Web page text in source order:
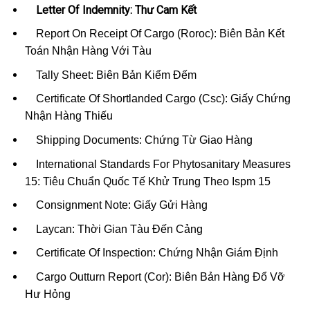
Letter Of Indemnity: Thư Cam Kết
Report On Receipt Of Cargo (Roroc): Biên Bản Kết
Toán Nhận Hàng Với Tàu
Tally Sheet: Biên Bản Kiểm Đếm
Certificate Of Shortlanded Cargo (Csc): Giấy Chứng
Nhận Hàng Thiếu
Shipping Documents: Chứng Từ Giao Hàng
International Standards For Phytosanitary Measures
15: Tiêu Chuẩn Quốc Tế Khử Trung Theo Ispm 15
Consignment Note: Giấy Gửi Hàng
Laycan: Thời Gian Tàu Đến Cảng
Certificate Of Inspection: Chứng Nhận Giám Định
Cargo Outturn Report (Cor): Biên Bản Hàng Đổ Vỡ
Hư Hỏng